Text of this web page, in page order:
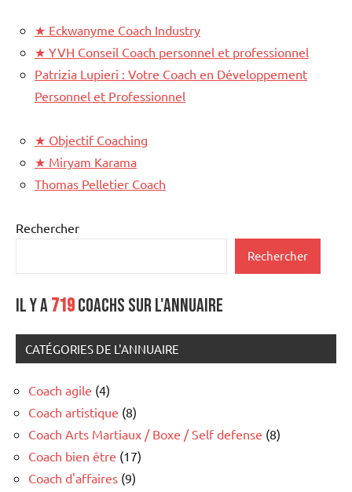
★ Eckwanyme Coach Industry
★ YVH Conseil Coach personnel et professionnel
Patrizia Lupieri : Votre Coach en Développement
Personnel et Professionnel
★ Objectif Coaching
★ Miryam Karama
Thomas Pelletier Coach
Rechercher
Rechercher
Il y a719coachs sur l'annuaire
CATÉGORIES DE L'ANNUAIRE
Coach agile (4)
Coach artistique (8)
Coach Arts Martiaux / Boxe / Self defense (8)
Coach bien être (17)
Coach d'affaires (9)